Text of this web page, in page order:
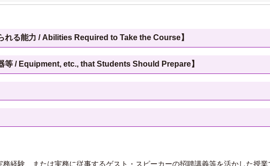
れる能力 / Abilities Required to Take the Course】
等 / Equipment, etc., that Students Should Prepare】
経験、または実務に従事するゲスト・スピーカーの招聘講義等を活かした授業